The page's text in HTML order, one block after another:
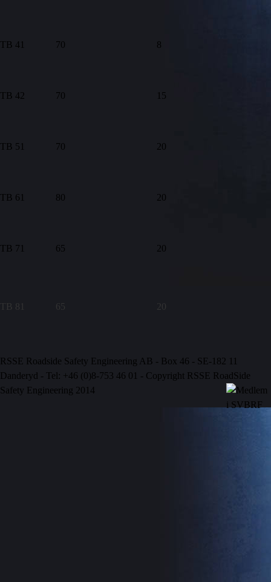
TB 41 70 8
TB 42 70 15
TB 51 70 20
TB 61 80 20
TB 71 65 20
TB 81 65 20
RSSE Roadside Safety Engineering AB - Box 46 - SE-182 11
Danderyd - Tel: +46 (0)8-753 46 01 - Copyright RSSE RoadSide
Safety Engineering 2014